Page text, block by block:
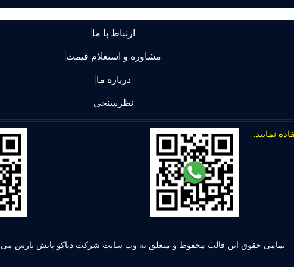
ارتباط با ما
مشاوره و استعلام قیمت
درباره ما
نظرسنجی
تمامی حقوق این قالب محفوظ و متعلق به وب سایت شرکت دیاکو پایش پارس می